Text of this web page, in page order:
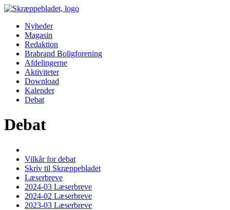
Nyheder
Magasin
Redaktion
Brabrand Boligforening
Afdelingerne
Aktiviteter
Download
Kalender
Debat
Debat
Vilkår for debat
Skriv til Skræppebladet
Læserbreve
2024-03 Læserbreve
2024-02 Læserbreve
2023-03 Læserbreve